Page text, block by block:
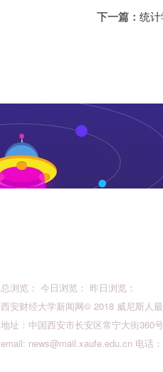
下一篇： 统
总浏览： 今日浏览： 昨日浏览：
西安财经大学新闻网© 2018 威尼斯人
地址：中国西安市长安区常宁大街360
email: news@mail.xaufe.edu.cn 电话